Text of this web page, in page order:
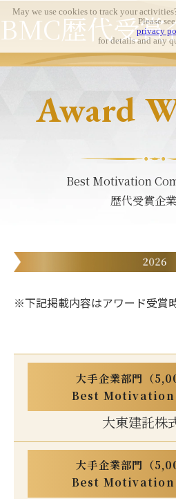
BMC歴代受賞
Award
Best Motivation
歴代受賞企
※下記掲載内容はアワード受賞
大手企業部門（
Best Motivation
大東建託株
大手企業部門（
Best Motivation
May we use cookies to track your
Please
privacy
for details and any